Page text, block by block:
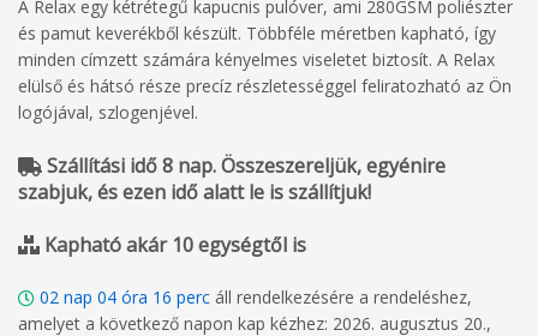
A Relax egy kétrétegű kapucnis pulóver, ami 280GSM poliészter
és pamut keverékből készült. Többféle méretben kapható, így
minden címzett számára kényelmes viseletet biztosít. A Relax
elülső és hátsó része precíz részletességgel feliratozható az Ön
logójával, szlogenjével.
Szállítási idő 8 nap. Összeszereljük, egyénire
szabjuk, és ezen idő alatt le is szállítjuk!
Kapható akár 10 egységtől is
02 nap 04 óra 16 perc áll rendelkezésére a rendeléshez,
amelyet a következő napon kap kézhez: 2026. augusztus 20.,